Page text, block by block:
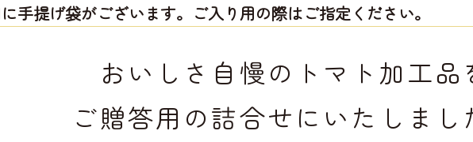
手提げ袋がございます。ご入り用の際はご指定ください。
おいしさ自慢のトマト加工品
ご贈答用の詰合せにいたしまし